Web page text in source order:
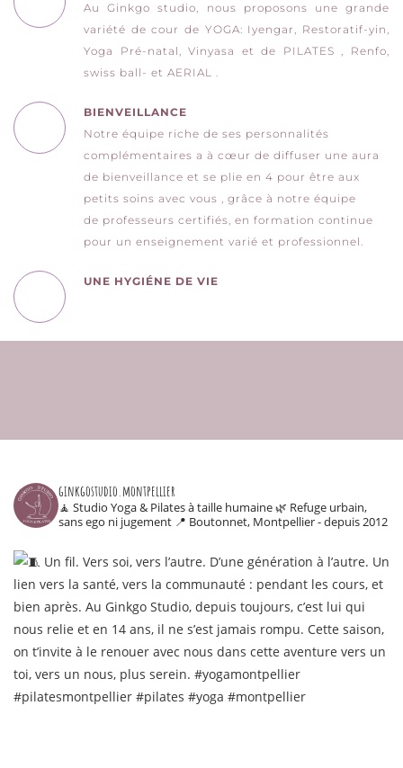
Au Ginkgo studio, nous proposons une grande
variété de cour de YOGA: Iyengar, Restoratif-yin,
Yoga Pré-natal, Vinyasa et de PILATES , Renfo,
swiss ball- et AERIAL .
BIENVEILLANCE
Notre équipe riche de ses personnalités
complémentaires a à cœur de diffuser une aura
de bienveillance et se plie en 4 pour être aux
petits soins avec vous , grâce à notre équipe
de professeurs certifiés, en formation continue
pour un enseignement varié et professionnel.
UNE HYGIÉNE DE VIE
ginkgostudio.montpellier
🧘 Studio Yoga & Pilates à taille humaine🌿 Refuge urbain,
sans ego ni jugement 📍 Boutonnet, Montpellier - depuis 2012